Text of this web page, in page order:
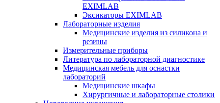
EXIMLAB
Эксикаторы EXIMLAB
Лабораторные изделия
Медицинские изделия из силикона и
резины
Измерительные приборы
Литература по лабораторной диагностике
Медицинская мебель для оснастки
лабораторий
Медицинские шкафы
Хирургичные и лабораторные столики